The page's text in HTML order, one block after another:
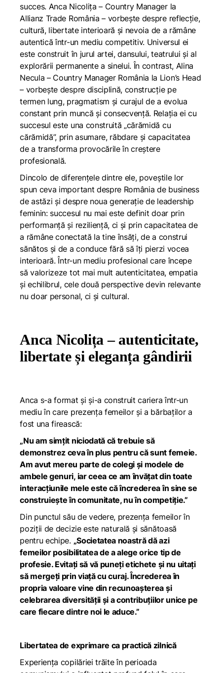
succes. Anca Nicolița – Country Manager la
Allianz Trade România – vorbește despre reflecție,
cultură, libertate interioară și nevoia de a rămâne
autentică într-un mediu competitiv. Universul ei
este construit în jurul artei, dansului, teatrului și al
explorării permanente a sinelui. În contrast, Alina
Necula – Country Manager România la Lion’s Head
– vorbește despre disciplină, construcție pe
termen lung, pragmatism și curajul de a evolua
constant prin muncă și consecvență. Relația ei cu
succesul este una construită „cărămidă cu
cărămidă”, prin asumare, răbdare și capacitatea
de a transforma provocările în creștere
profesională.
Dincolo de diferențele dintre ele, poveștile lor
spun ceva important despre România de business
de astăzi și despre noua generație de leadership
feminin: succesul nu mai este definit doar prin
performanță și reziliență, ci și prin capacitatea de
a rămâne conectată la tine însăți, de a construi
sănătos și de a conduce fără să îți pierzi vocea
interioară. Într-un mediu profesional care începe
să valorizeze tot mai mult autenticitatea, empatia
și echilibrul, cele două perspective devin relevante
nu doar personal, ci și cultural.
Anca Nicolița – autenticitate,
libertate și eleganța gândirii
Anca s-a format și și-a construit cariera într-un
mediu în care prezența femeilor și a bărbaților a
fost una firească:
„Nu am simțit niciodată că trebuie să
demonstrez ceva în plus pentru că sunt femeie.
Am avut mereu parte de colegi și modele de
ambele genuri, iar ceea ce am învățat din toate
interacțiunile mele este că încrederea în sine se
construiește în comunitate, nu în competiție.”
Din punctul său de vedere, prezența femeilor în
poziții de decizie este naturală și sănătoasă
pentru echipe. „Societatea noastră dă azi
femeilor posibilitatea de a alege orice tip de
profesie. Evitați să vă puneți etichete și nu uitați
să mergeți prin viață cu curaj. Încrederea în
propria valoare vine din recunoașterea și
celebrarea diversității și a contribuțiilor unice pe
care fiecare dintre noi le aduce.”
Libertatea de exprimare ca practică zilnică
Experiența copilăriei trăite în perioada